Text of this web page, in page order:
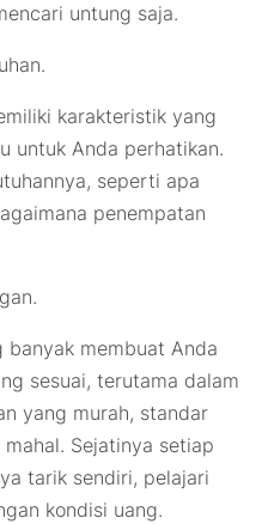
untung saja.
karakteristik yang
untuk Anda perhatikan.
seperti apa
penempatan
banyak membuat Anda
sesuai, terutama dalam
yang murah, standar
Sejatinya setiap
tarik sendiri, pelajari
kondisi uang.